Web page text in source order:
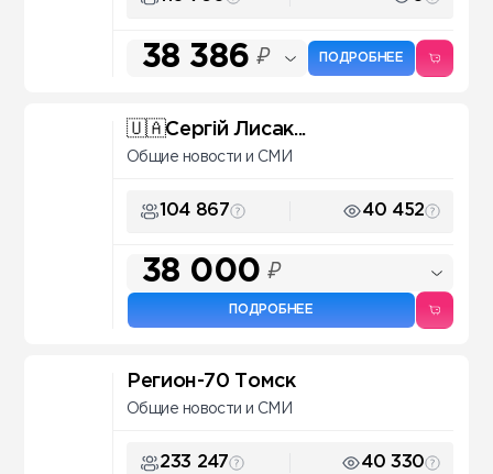
38 386 ₽ ПОДРОБНЕЕ
🇺🇦Сергій Лисак...
Общие новости и СМИ
104 867 40 452
38 000 ₽
ПОДРОБНЕЕ
Регион-70 Томск
Общие новости и СМИ
233 247 40 330